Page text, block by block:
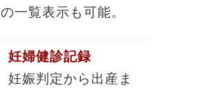
の一覧表示も可能。
妊婦健診記録
妊娠判定から出産ま